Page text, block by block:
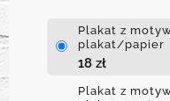
Plakat z
plakat/papier
18 zł
Plakat z